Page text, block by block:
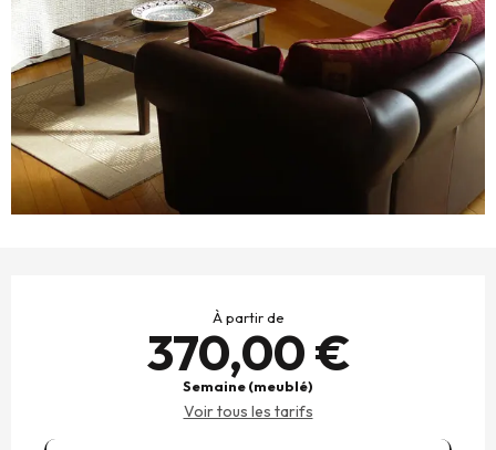
À partir de
370,00 €
Semaine (meublé)
Voir tous les tarifs